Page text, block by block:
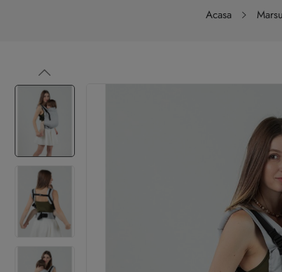
Acasa